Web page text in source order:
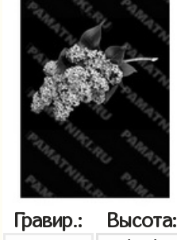
Гравир.: Высота: